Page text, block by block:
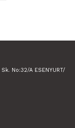
No:32/A ESENYURT/